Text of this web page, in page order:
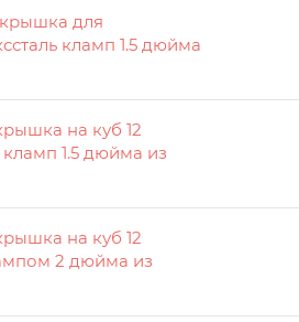
для
кламп 1.5 дюйма
на куб 12
1.5 дюйма из
на куб 12
2 дюйма из